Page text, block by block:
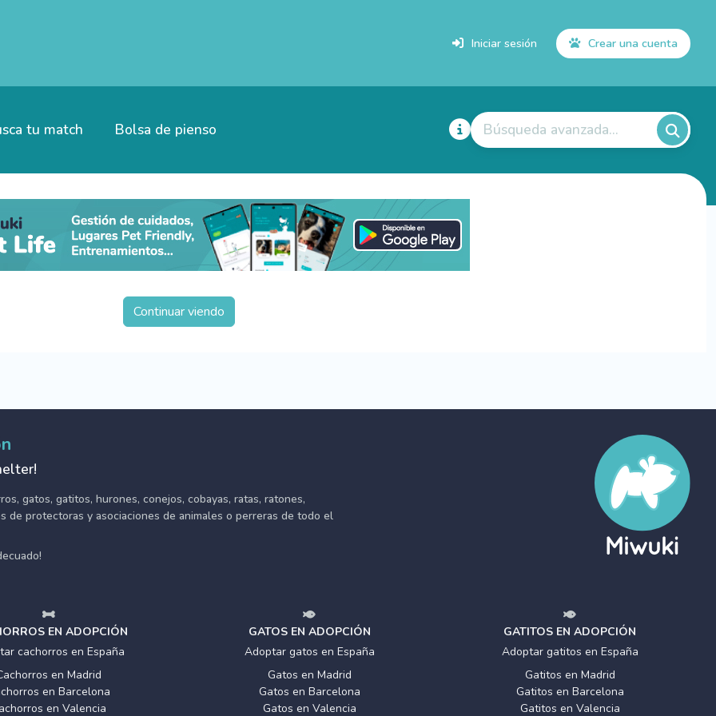
Iniciar sesión Crear una cuenta
tu match Bolsa de pienso Búsqueda avanzada...
Continuar viendo
gatos, gatitos, hurones, conejos, cobayas, ratas, ratones,
de protectoras y asociaciones de animales o perreras de todo el
EN ADOPCIÓN
cachorros en España
en Madrid
en Barcelona
en Valencia
GATOS EN ADOPCIÓN
Adoptar gatos en España
Gatos en Madrid
Gatos en Barcelona
Gatos en Valencia
GATITOS EN ADOPCIÓN
Adoptar gatitos en España
Gatitos en Madrid
Gatitos en Barcelona
Gatitos en Valencia